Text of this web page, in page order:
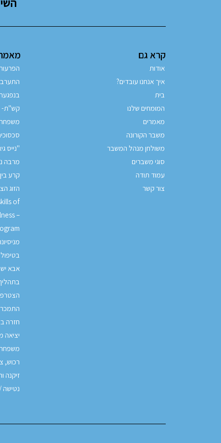
קרא גם
אודות
איך אנחנו עובדים?
בית
המומחים שלנו
מאמרים
משבר הקורונה
משולחן מנהל המשבר
סוגי משברים
עמוד תודה
צור קשר
קש"ת-
משפחה
"נייס
מרבה
קרע
הזוג
of
–
אבא
חזרה
רכוש,
זיקנה
נטישה